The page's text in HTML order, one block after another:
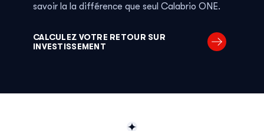
savoir la la différence que seul Calabrio ONE.
CALCULEZ VOTRE RETOUR SUR
INVESTISSEMENT